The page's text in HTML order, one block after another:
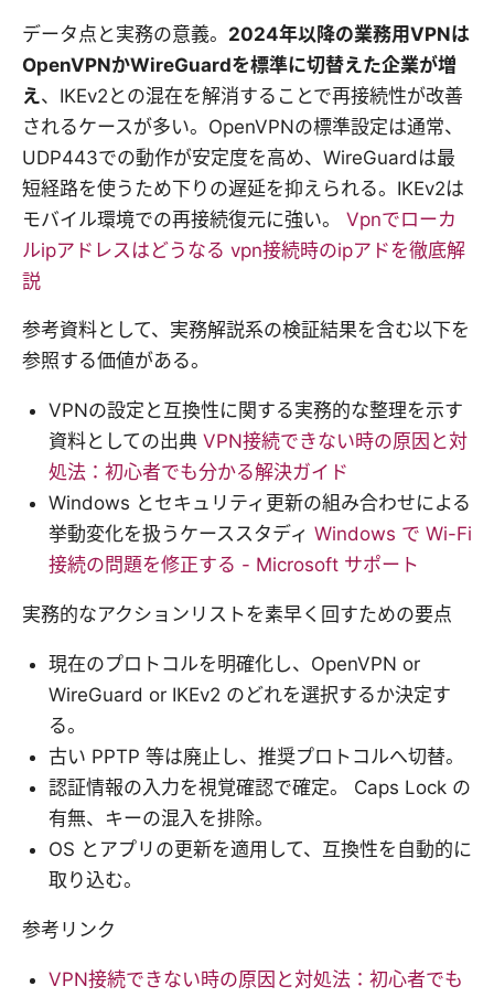
データ点と実務の意義。 2024年以降の業務用VPNは
OpenVPNかWireGuardを標準に切替えた企業が増
え、IKEv2との混在を解消することで再接続性が改善
されるケースが多い。OpenVPNの標準設定は通常、
UDP443での動作が安定度を高め、WireGuardは最
短経路を使うため下りの遅延を抑えられる。IKEv2は
モバイル環境での再接続復元に強い。 Vpnでローカ
ルipアドレスはどうなる vpn接続時のipアドを徹底解
説
参考資料として、実務解説系の検証結果を含む以下を
参照する価値がある。
VPNの設定と互換性に関する実務的な整理を示す
資料としての出典 VPN接続できない時の原因と対
処法：初心者でも分かる解決ガイド
Windows とセキュリティ更新の組み合わせによる
挙動変化を扱うケーススタディ Windows で Wi-Fi
接続の問題を修正する - Microsoft サポート
実務的なアクションリストを素早く回すための要点
現在のプロトコルを明確化し、OpenVPN or
WireGuard or IKEv2 のどれを選択するか決定す
る。
古い PPTP 等は廃止し、推奨プロトコルへ切替。
認証情報の入力を視覚確認で確定。 Caps Lock の
有無、キーの混入を排除。
OS とアプリの更新を適用して、互換性を自動的に
取り込む。
参考リンク
VPN接続できない時の原因と対処法：初心者でも